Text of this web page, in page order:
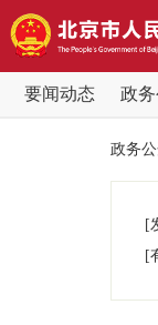
要闻动态 政
政务
[
[